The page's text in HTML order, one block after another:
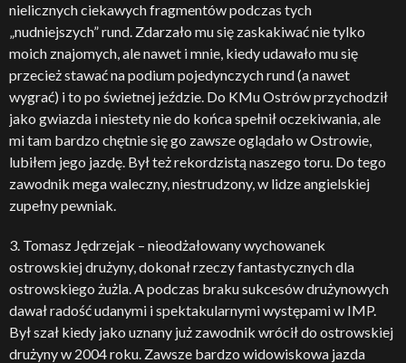
nielicznych ciekawych fragmentów podczas tych
„nudniejszych” rund. Zdarzało mu się zaskakiwać nie tylko
moich znajomych, ale nawet i mnie, kiedy udawało mu się
przecież stawać na podium pojedynczych rund (a nawet
wygrać) i to po świetnej jeździe. Do KMu Ostrów przychodził
jako gwiazda i niestety nie do końca spełnił oczekiwania, ale
mi tam bardzo chętnie się go zawsze oglądało w Ostrowie,
lubiłem jego jazdę. Był też rekordzistą naszego toru. Do tego
zawodnik mega waleczny, niestrudzony, w lidze angielskiej
zupełny pewniak.
3. Tomasz Jędrzejak – nieodżałowany wychowanek
ostrowskiej drużyny, dokonał rzeczy fantastycznych dla
ostrowskiego żużla. A podczas braku sukcesów drużynowych
dawał radość udanymi i spektakularnymi występami w IMP.
Był szał kiedy jako uznany już zawodnik wrócił do ostrowskiej
drużyny w 2004 roku. Zawsze bardzo widowiskowa jazda